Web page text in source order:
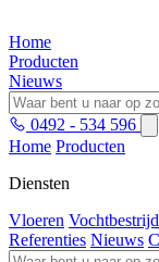
Home
Producten
Nieuws
0492 - 534 596
Home Producten
Diensten
Vloeren
Referenties Nieuws